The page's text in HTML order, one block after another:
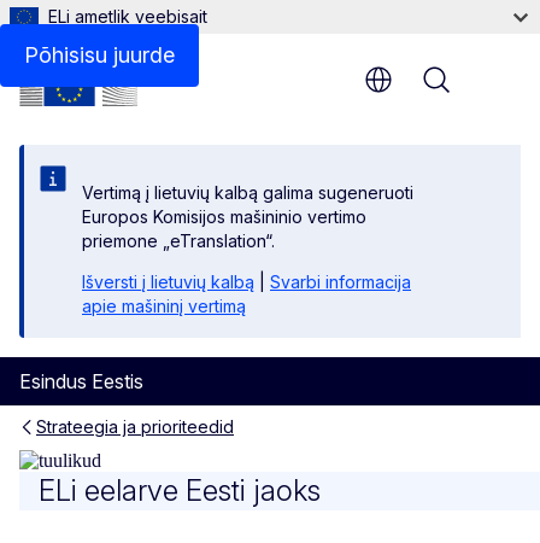
Põhisisu juurde
ELi ametlik veebisait
Vertimą į lietuvių kalbą galima sugeneruoti
Europos Komisijos mašininio vertimo
priemone „eTranslation“.
Išversti į lietuvių kalbą
Svarbi informacija
apie mašininį vertimą
Esindus Eestis
Menu
Strateegia ja prioriteedid
ELi eelarve Eesti jaoks
ELi eelarve Eesti jaoks
Taustteave